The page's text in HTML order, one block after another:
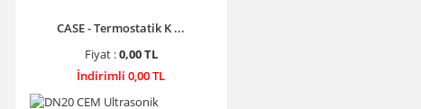
CASE - Termostatik K ...
Fiyat :0,00 TL
İndirimli 0,00 TL